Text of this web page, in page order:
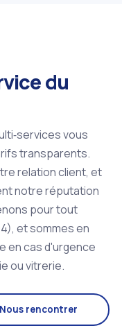
du
vous
transparents.
relation client, et
notre réputation
pour tout
et sommes en
en cas d'urgence
ou vitrerie.
Nous rencontrer